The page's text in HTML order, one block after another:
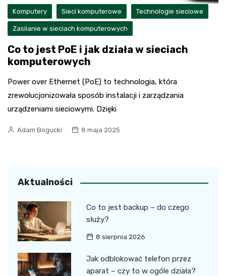
Komputery Sieci komputerowe Technologie sieciowe
Zasilanie w sieciach komputerowych
Co to jest PoE i jak działa w sieciach
komputerowych
Power over Ethernet (PoE) to technologia, która
zrewolucjonizowała sposób instalacji i zarządzania
urządzeniami sieciowymi. Dzięki
Adam Bogucki 8 maja 2025
Aktualności
Co to jest backup – do czego
służy?
8 sierpnia 2026
Jak odblokować telefon przez
aparat – czy to w ogóle działa?